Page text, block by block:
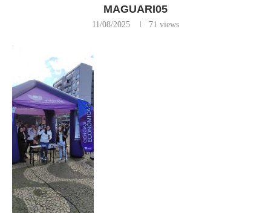
MAGUARI05
11/08/2025 71 views